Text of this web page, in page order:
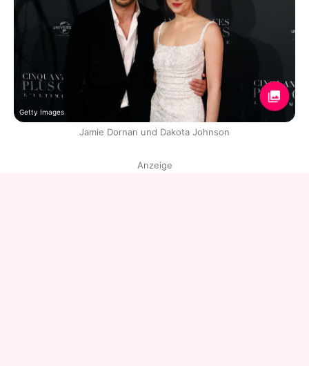
Getty Images
Jamie Dornan und Dakota Johnson
Anzeige